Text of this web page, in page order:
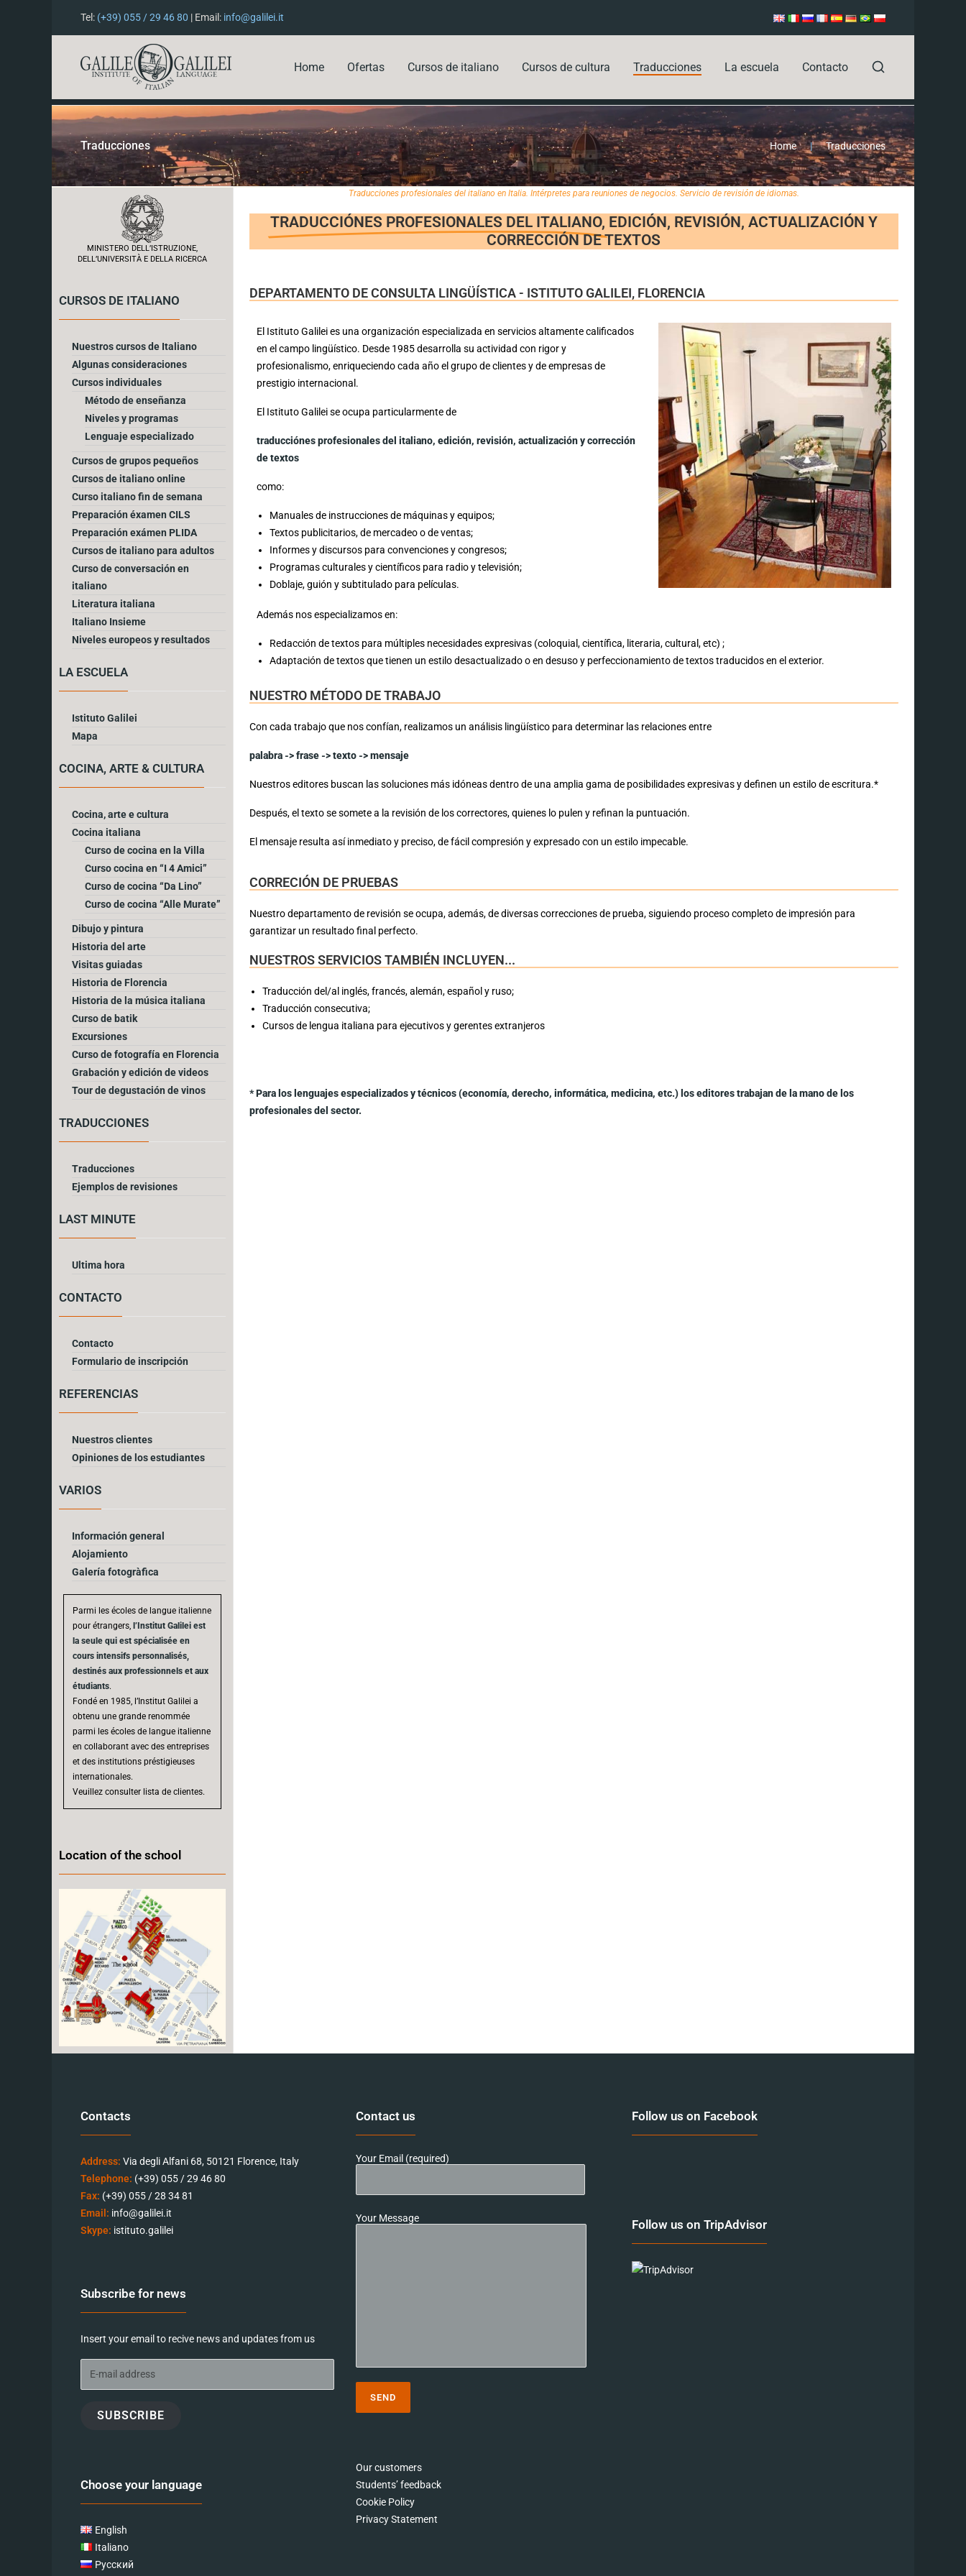
Tel: (+39) 055 / 29 46 80 | Email: info@galilei.it
Home Ofertas Cursos de italiano Cursos de cultura Traducciones La escuela Contacto
Traducciones Home | Traducciones
MINISTERO DELL’ISTRUZIONE,
DELL’UNIVERSITÀ E DELLA RICERCA
CURSOS DE ITALIANO
Nuestros cursos de Italiano
Algunas consideraciones
Cursos individuales
Método de enseñanza
Niveles y programas
Lenguaje especializado
Cursos de grupos pequeños
Cursos de italiano online
Curso italiano fin de semana
Preparación éxamen CILS
Preparación exámen PLIDA
Cursos de italiano para adultos
Curso de conversación en
italiano
Literatura italiana
Italiano Insieme
Niveles europeos y resultados
LA ESCUELA
Istituto Galilei
Mapa
COCINA, ARTE & CULTURA
Cocina, arte e cultura
Cocina italiana
Curso de cocina en la Villa
Curso cocina en “I 4 Amici”
Curso de cocina “Da Lino”
Curso de cocina “Alle Murate”
Dibujo y pintura
Historia del arte
Visitas guiadas
Historia de Florencia
Historia de la música italiana
Curso de batik
Excursiones
Curso de fotografía en Florencia
Grabación y edición de videos
Tour de degustación de vinos
TRADUCCIONES
Traducciones
Ejemplos de revisiones
LAST MINUTE
Ultima hora
CONTACTO
Contacto
Formulario de inscripción
REFERENCIAS
Nuestros clientes
Opiniones de los estudiantes
VARIOS
Información general
Alojamiento
Galería fotogràfica
Parmi les écoles de langue italienne
pour étrangers, l’Institut Galilei est
la seule qui est spécialisée en
cours intensifs personnalisés,
destinés aux professionnels et aux
étudiants.
Fondé en 1985, l’Institut Galilei a
obtenu une grande renommée
parmi les écoles de langue italienne
en collaborant avec des entreprises
et des institutions préstigieuses
internationales.
Veuillez consulter lista de clientes.
Location of the school
Traducciones profesionales del italiano en Italia. Intérpretes para reuniones de negocios. Servicio de revisión de idiomas.
TRADUCCIÓNES PROFESIONALES DEL ITALIANO, EDICIÓN, REVISIÓN, ACTUALIZACIÓN Y
CORRECCIÓN DE TEXTOS
DEPARTAMENTO DE CONSULTA LINGÜÍSTICA - ISTITUTO GALILEI, FLORENCIA
El Istituto Galilei es una organización especializada en servicios altamente calificados
en el campo lingüístico. Desde 1985 desarrolla su actividad con rigor y
profesionalismo, enriqueciendo cada año el grupo de clientes y de empresas de
prestigio internacional.
El Istituto Galilei se ocupa particularmente de
traducciónes profesionales del italiano, edición, revisión, actualización y corrección
de textos
como:
Manuales de instrucciones de máquinas y equipos;
Textos publicitarios, de mercadeo o de ventas;
Informes y discursos para convenciones y congresos;
Programas culturales y científicos para radio y televisión;
Doblaje, guión y subtitulado para películas.
Además nos especializamos en:
Redacción de textos para múltiples necesidades expresivas (coloquial, científica, literaria, cultural, etc) ;
Adaptación de textos que tienen un estilo desactualizado o en desuso y perfeccionamiento de textos traducidos en el exterior.​
NUESTRO MÉTODO DE TRABAJO
Con cada trabajo que nos confían, realizamos un análisis lingüístico para determinar las relaciones entre
palabra -> frase -> texto -> mensaje
Nuestros editores buscan las soluciones más idóneas dentro de una amplia gama de posibilidades expresivas y definen un estilo de escritura.*
Después, el texto se somete a la revisión de los correctores, quienes lo pulen y refinan la puntuación.
El mensaje resulta así inmediato y preciso, de fácil compresión y expresado con un estilo impecable.
CORRECIÓN DE PRUEBAS
Nuestro departamento de revisión se ocupa, además, de diversas correcciones de prueba, siguiendo proceso completo de impresión para
garantizar un resultado final perfecto.
NUESTROS SERVICIOS TAMBIÉN INCLUYEN...
Traducción del/al inglés, francés, alemán, español y ruso;
Traducción consecutiva;
Cursos de lengua italiana para ejecutivos y gerentes extranjeros
* Para los lenguajes especializados y técnicos (economía, derecho, informática, medicina, etc.) los editores trabajan de la mano de los
profesionales del sector.
Contacts
Address: Via degli Alfani 68, 50121 Florence, Italy
Telephone: (+39) 055 / 29 46 80
Fax: (+39) 055 / 28 34 81
Email: info@galilei.it
Skype: istituto.galilei
Subscribe for news
Insert your email to recive news and updates from us
SUBSCRIBE
Choose your language
English
Italiano
Русский
Contact us
Your Email (required)
Your Message
Our customers
Students’ feedback
Cookie Policy
Privacy Statement
Follow us on Facebook
Follow us on TripAdvisor